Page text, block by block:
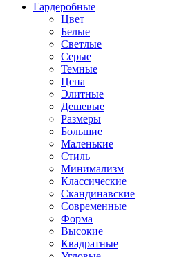
Гардеробные
Цвет
Белые
Светлые
Серые
Темные
Цена
Элитные
Дешевые
Размеры
Большие
Маленькие
Стиль
Минимализм
Классические
Скандинавские
Современные
Форма
Высокие
Квадратные